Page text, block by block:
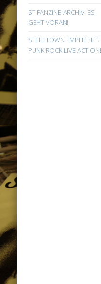
ST FANZINE-ARCHIV: ES
GEHT VORAN!
STEELTOWN EMPFIEHLT:
PUNK ROCK LIVE ACTION!